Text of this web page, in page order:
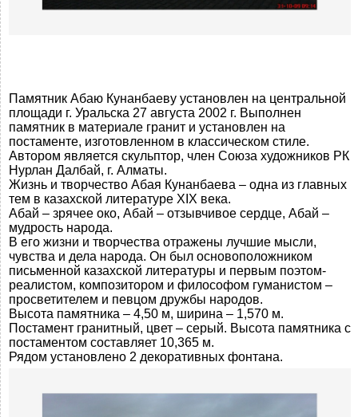
Памятник Абаю Кунанбаеву установлен на центральной
площади г. Уральска 27 августа 2002 г. Выполнен
памятник в материале гранит и установлен на
постаменте, изготовленном в классическом стиле.
Автором является скульптор, член Союза художников РК
Нурлан Далбай, г. Алматы.
Жизнь и творчество Абая Кунанбаева – одна из главных
тем в казахской литературе ХIХ века.
Абай – зрячее око, Абай – отзывчивое сердце, Абай –
мудрость народа.
В его жизни и творчества отражены лучшие мысли,
чувства и дела народа. Он был основоположником
письменной казахской литературы и первым поэтом-
реалистом, композитором и философом гуманистом –
просветителем и певцом дружбы народов.
Высота памятника – 4,50 м, ширина – 1,570 м.
Постамент гранитный, цвет – серый. Высота памятника с
постаментом составляет 10,365 м.
Рядом установлено 2 декоративных фонтана.